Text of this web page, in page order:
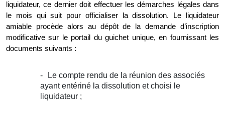
liquidateur, ce dernier doit effectuer les démarches légales dans
le mois qui suit pour officialiser la dissolution. Le liquidateur
amiable procède alors au dépôt de la demande d’inscription
modificative sur le portail du guichet unique, en fournissant les
documents suivants :
Le compte rendu de la réunion des associés
ayant entériné la dissolution et choisi le
liquidateur ;